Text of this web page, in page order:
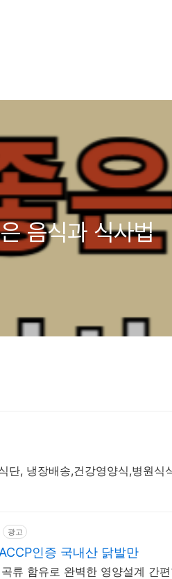
음식과 식사법
단, 냉장배송,건강영양식,병원식
광고
인증 국내산 닭발만
류 함유로 완벽한 영양설계 간